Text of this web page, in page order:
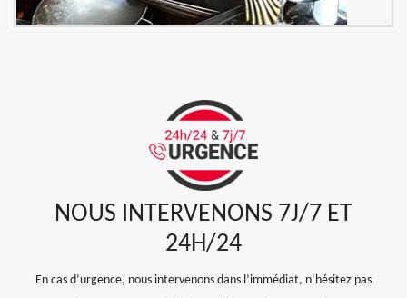
NOUS INTERVENONS 7J/7 ET
24H/24
En cas d’urgence, nous intervenons dans l’immédiat, n’hésitez pas